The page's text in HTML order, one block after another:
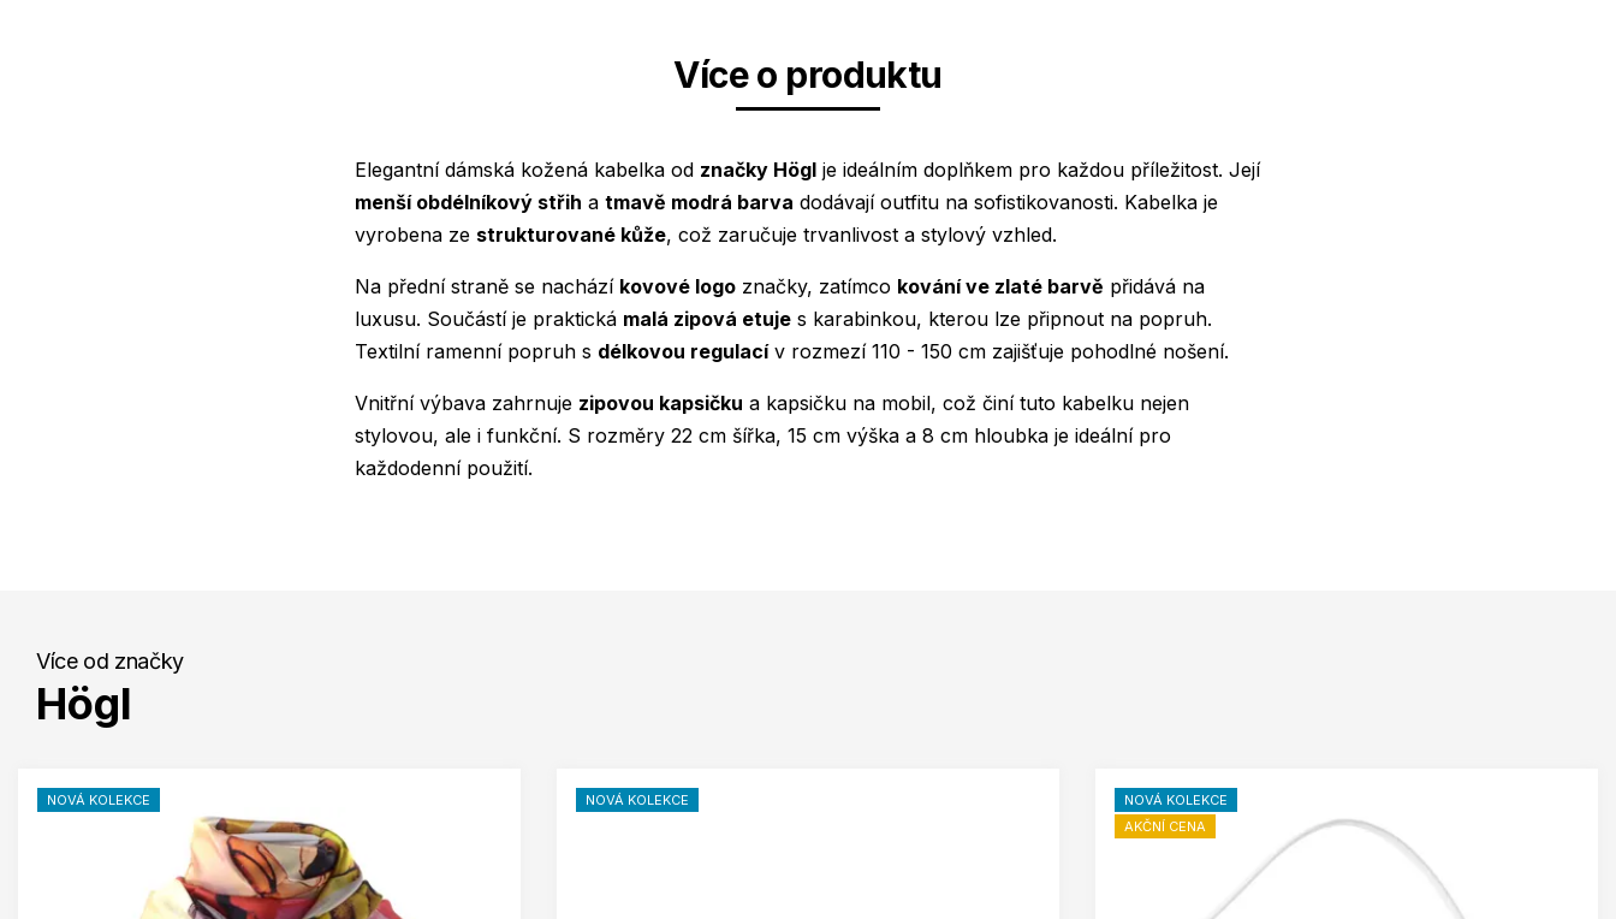
Více o produktu
Elegantní dámská kožená kabelka od značky Högl je ideálním doplňkem pro každou příležitost. Její
menší obdélníkový střih a tmavě modrá barva dodávají outfitu na sofistikovanosti. Kabelka je
vyrobena ze strukturované kůže, což zaručuje trvanlivost a stylový vzhled.
Na přední straně se nachází kovové logo značky, zatímco kování ve zlaté barvě přidává na
luxusu. Součástí je praktická malá zipová etuje s karabinkou, kterou lze připnout na popruh.
Textilní ramenní popruh s délkovou regulacív rozmezí 110 - 150 cm zajišťuje pohodlné nošení.
Vnitřní výbava zahrnuje zipovou kapsičku a kapsičku na mobil, což činí tuto kabelku nejen
stylovou, ale i funkční. S rozměry 22 cm šířka, 15 cm výška a 8 cm hloubka je ideální pro
každodenní použití.
Více od značky
Högl
NOVÁ KOLEKCE NOVÁ KOLEKCE
NOVÁ KOLEKCE
AKČNÍ CENA